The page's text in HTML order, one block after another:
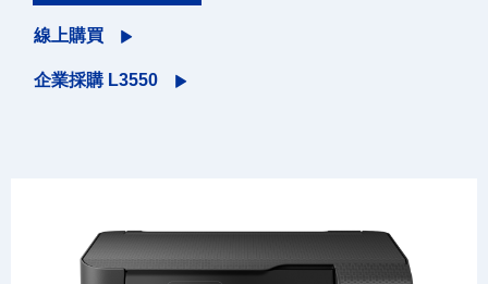
線上購買
企業採購 L3550